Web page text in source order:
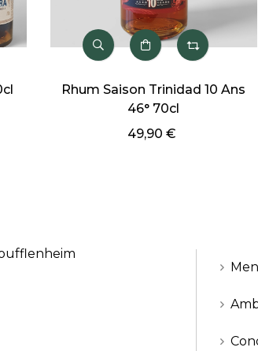
Rhum Saison Trinidad 10 Ans
46° 70cl
49,90 €